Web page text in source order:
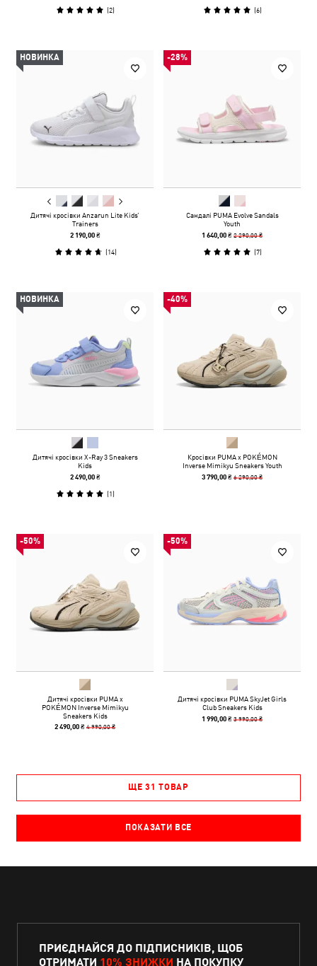
(2) (6)
НОВИНКА
Дитячі кросівки Anzarun Lite Kids’
Trainers
2 190,00 ₴
(14)
-28%
Сандалі PUMA Evolve Sandals
Youth
1 640,00 ₴2 290,00 ₴
(7)
НОВИНКА
Дитячі кросівки X-Ray 3 Sneakers
Kids
2 490,00 ₴
(1)
-40%
Кросівки PUMA x POKÉMON
Inverse Mimikyu Sneakers Youth
3 790,00 ₴6 290,00 ₴
-50%
Дитячі кросівки PUMA x
POKÉMON Inverse Mimikyu
Sneakers Kids
2 490,00 ₴4 990,00 ₴
-50%
Дитячі кросівки PUMA SkyJet Girls
Club Sneakers Kids
1 990,00 ₴3 990,00 ₴
ЩЕ 31 ТОВАР
ПОКАЗАТИ ВСЕ
ПРИЄДНАЙСЯ ДО ПІДПИСНИКІВ, ЩОБ
ОТРИМАТИ 10% ЗНИЖКИ НА ПОКУПКУ